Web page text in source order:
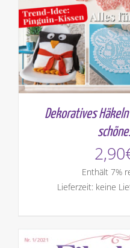
Dekoratives
2,90
Enthält 7%
Lieferzeit: keine